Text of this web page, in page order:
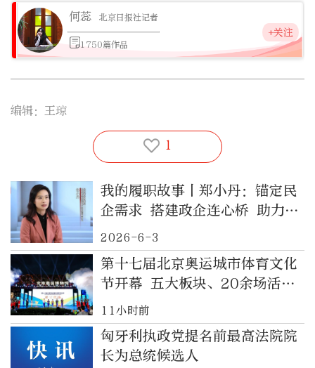
何蕊 北京日报社记者
1750篇作品
+关注
编辑：王琼
1
我的履职故事丨郑小丹：锚定民
企需求 搭建政企连心桥 助力首
都营商环境优化
2026-6-3
第十七届北京奥运城市体育文化
节开幕 五大板块、20余场活动
丰富首都体育文化供给
11小时前
匈牙利执政党提名前最高法院院
长为总统候选人